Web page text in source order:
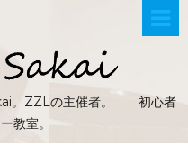
。ZZLの主催者。 初心者
教室。